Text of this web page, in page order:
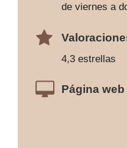
de viernes a
4,3 estrellas
Página web